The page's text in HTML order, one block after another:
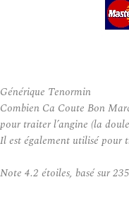
Générique Tenormin
Combien Ca Coute Bon
pour traiter l’angine (la
Il est également utilisé pour
Note 4.2 étoiles, basé sur235